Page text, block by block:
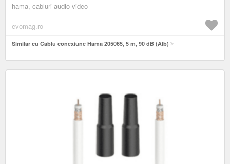
hama, cabluri audio-video
evomag.ro
Similar cu Cablu conexiune Hama 205065, 5 m, 90 dB (Alb)